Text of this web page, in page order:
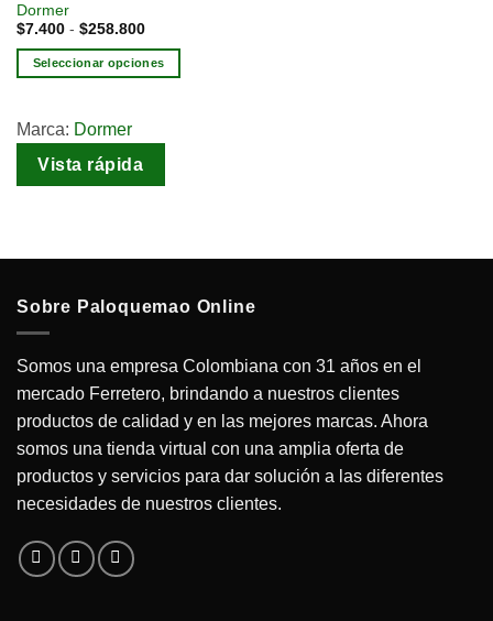
Dormer
$7.400 - $258.800
Seleccionar opciones
Marca: Dormer
Vista rápida
Sobre Paloquemao Online
Somos una empresa Colombiana con 31 años en el
mercado Ferretero, brindando a nuestros clientes
productos de calidad y en las mejores marcas. Ahora
somos una tienda virtual con una amplia oferta de
productos y servicios para dar solución a las diferentes
necesidades de nuestros clientes.